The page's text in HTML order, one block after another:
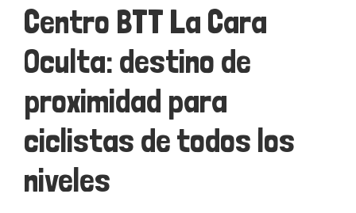
Centro BTT La Cara
Oculta: destino de
proximidad para
ciclistas de todos los
niveles